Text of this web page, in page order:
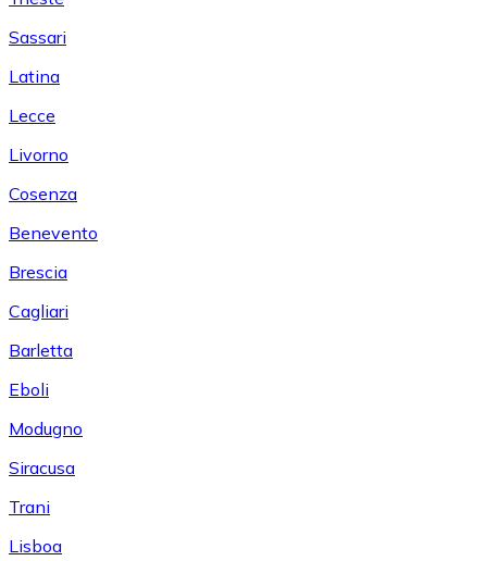
Sassari
Latina
Lecce
Livorno
Cosenza
Benevento
Brescia
Cagliari
Barletta
Eboli
Modugno
Siracusa
Trani
Lisboa